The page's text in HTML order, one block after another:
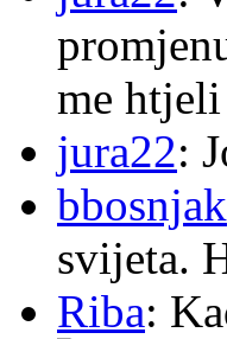
me
jura22:
bbosnjak
svijeta.
Riba: